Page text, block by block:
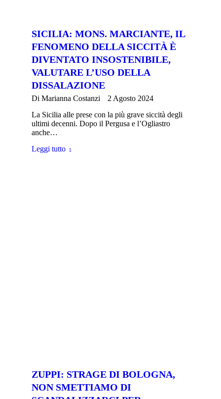
SICILIA: MONS. MARCIANTE, IL
FENOMENO DELLA SICCITÀ È
DIVENTATO INSOSTENIBILE,
VALUTARE L’USO DELLA
DISSALAZIONE
Di Marianna Costanzi
2 Agosto 2024
La Sicilia alle prese con la più grave siccità degli
ultimi decenni. Dopo il Pergusa e l’Ogliastro
anche…
Leggi tutto
ZUPPI: STRAGE DI BOLOGNA,
NON SMETTIAMO DI